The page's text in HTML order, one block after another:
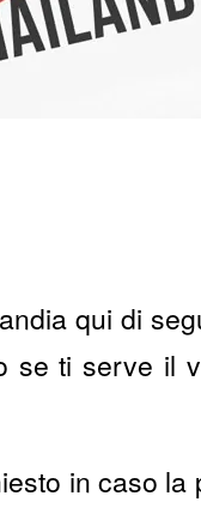
qui di
se ti serve il
in caso la